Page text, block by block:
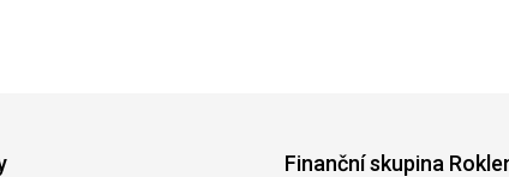
Finanční skupina